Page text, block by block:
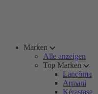
Marken
Alle anzeigen
Top Marken
Lancôme
Armani
Kérastase